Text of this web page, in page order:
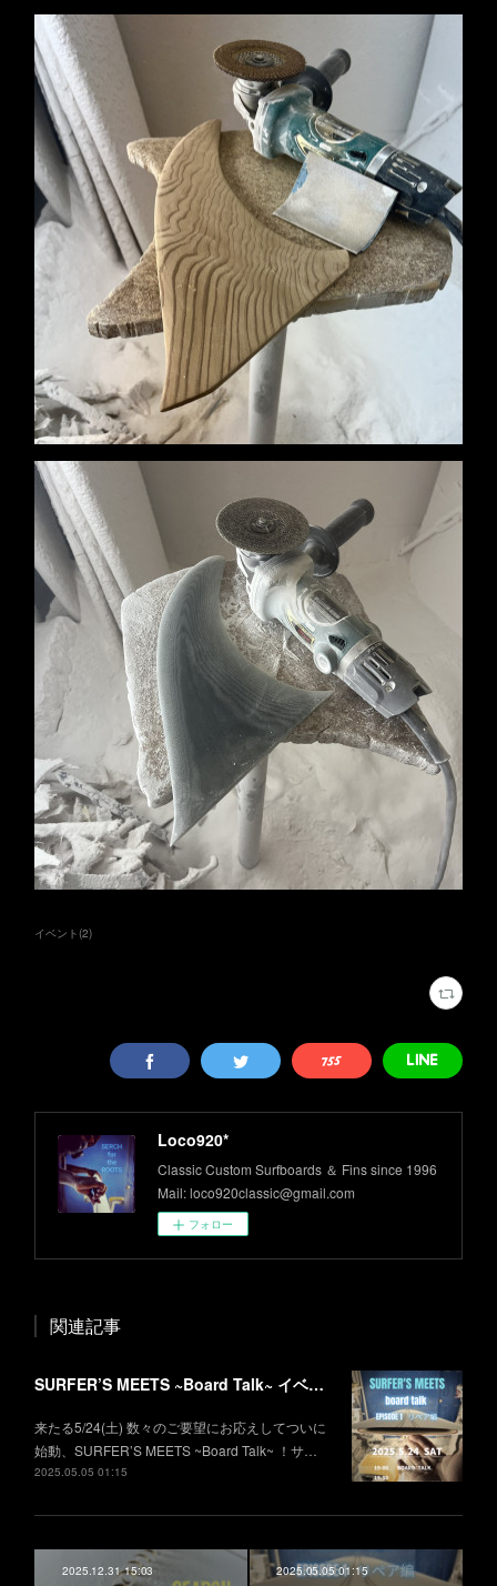
イベント(2)
Loco920*
Classic Custom Surfboards ＆ Fins since 1996
Mail: loco920classic@gmail.com
フォロー
関連記事
SURFER’S MEETS ~Board Talk~ イベント開催のお知らせ
来たる5/24(土) 数々のご要望にお応えしてついに
始動、SURFER’S MEETS ~Board Talk~ ！サ…
2025.05.05 01:15
2025.12.31 15:03 2025.05.05 01:15